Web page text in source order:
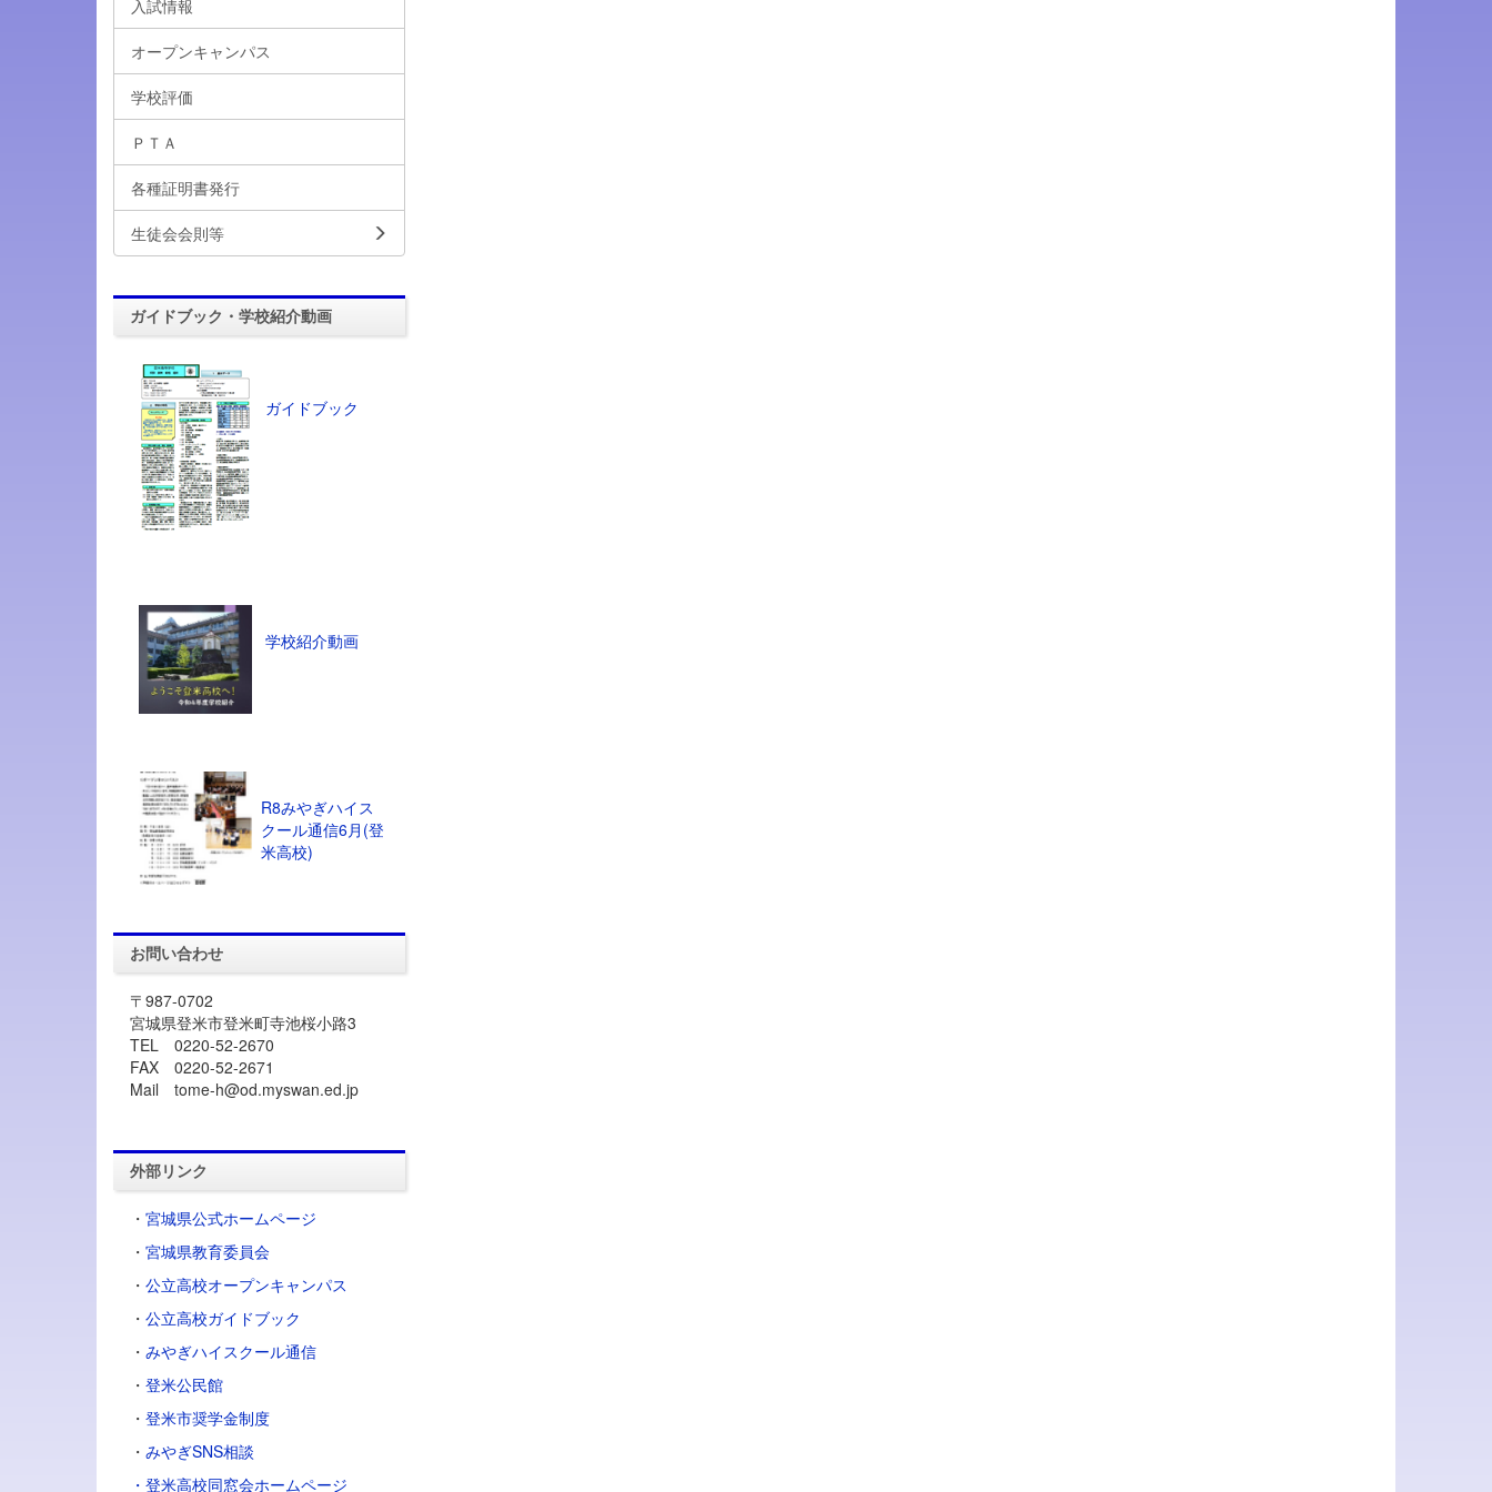
入試情報
オープンキャンパス
学校評価
ＰＴＡ
各種証明書発行
生徒会会則等
ガイドブック・学校紹介動画
ガイドブック
学校紹介動画
R8みやぎハイス
クール通信6月(登
米高校)
お問い合わせ
〒987-0702
宮城県登米市登米町寺池桜小路3
TEL 0220-52-2670
FAX 0220-52-2671
Mail tome-h@od.myswan.ed.jp
外部リンク
・ 宮城県公式ホームページ
・ 宮城県教育委員会
・ 公立高校オープンキャンパス
・ 公立高校ガイドブック
・ みやぎハイスクール通信
・ 登米公民館
・ 登米市奨学金制度
・ みやぎSNS相談
・登米高校同窓会ホームページ